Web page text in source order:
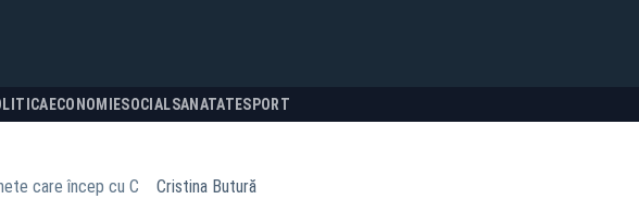
ECONOMIESOCIALSANATATESPORT
care încep cu C Cristina Butură